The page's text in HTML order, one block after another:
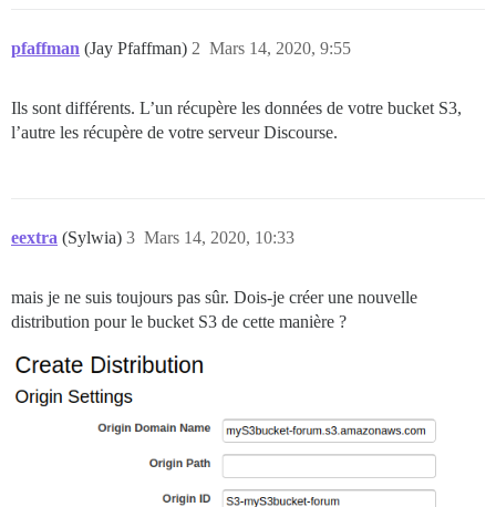
pfaffman (Jay Pfaffman) Mars 14, 2020, 9:55
2
Ils sont différents. L’un récupère les données de votre bucket S3,
l’autre les récupère de votre serveur Discourse.
eextra (Sylwia) Mars 14, 2020, 10:33
3
mais je ne suis toujours pas sûr. Dois-je créer une nouvelle
distribution pour le bucket S3 de cette manière ?